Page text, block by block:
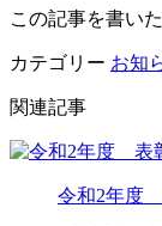
この記事を書い
カテゴリー お知
関連記事
令和2年度